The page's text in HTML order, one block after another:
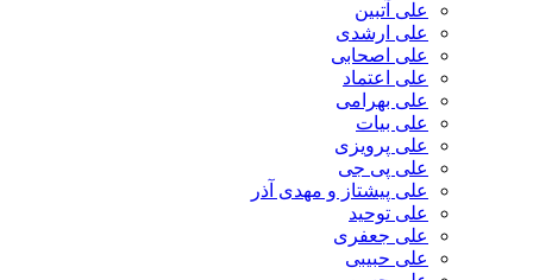
علی آتبین
علی ارشدی
علی اصحابی
علی اعتماد
علی بهرامی
علی بیات
علی پرویزی
علی پی جی
علی پیشتاز و مهدی آذر
علی توحید
علی جعفری
علی حبیبی